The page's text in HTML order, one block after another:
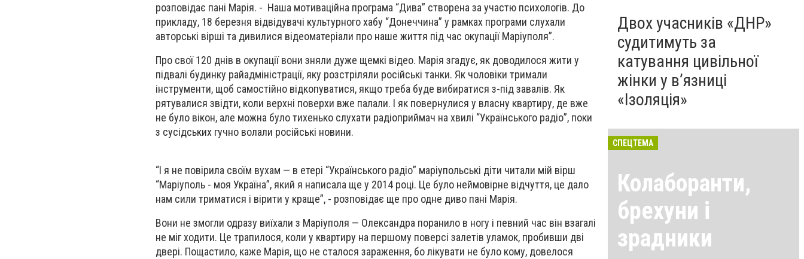
розповідає пані Марія. - Наша мотиваційна програма “Дива” створена за участю психологів. До
прикладу, 18 березня відвідувачі культурного хабу “Донеччина” у рамках програми слухали
авторські вірші та дивилися відеоматеріали про наше життя під час окупації Маріуполя”.
Про свої 120 днів в окупації вони зняли дуже щемкі відео. Марія згадує, як доводилося жити у
підвалі будинку райадміністрації, яку розстріляли російські танки. Як чоловіки тримали
інструменти, щоб самостійно відкопуватися, якщо треба буде вибиратися з-під завалів. Як
рятувалися звідти, коли верхні поверхи вже палали. І як повернулися у власну квартиру, де вже
не було вікон, але можна було тихенько слухати радіоприймач на хвилі “Українського радіо”, поки
з сусідських гучно волали російські новини.
“І я не повірила своїм вухам — в етері “Українського радіо” маріупольські діти читали мій вірш
“Маріуполь - моя Україна”, який я написала ще у 2014 році. Це було неймовірне відчуття, це дало
нам сили триматися і вірити у краще”, - розповідає ще про одне диво пані Марія.
Вони не змогли одразу виїхали з Маріуполя — Олександра поранило в ногу і певний час він взагалі
не міг ходити. Це трапилося, коли у квартиру на першому поверсі залетів уламок, пробивши дві
двері. Пощастило, каже Марія, що не сталося зараження, бо лікувати не було кому, довелося
Двох учасників «ДНР»
судитимуть за
катування цивільної
жінки у в’язниці
«Ізоляція»
СПЕЦТЕМА
Колаборанти,
брехуни і
зрадники